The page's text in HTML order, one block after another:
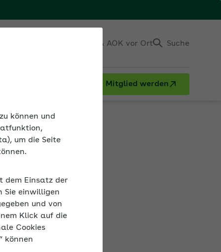
können und
um die Seite
dem Einsatz der
Sie einwilligen
und von
Klick auf die
Cookies
können
Mitglied werden